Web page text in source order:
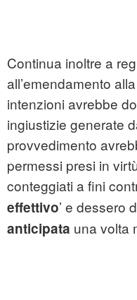
Continua inoltre a
all’emendamento
intenzioni avrebbe
ingiustizie generate
provvedimento
permessi presi in
conteggiati a fini
effettivo’ e dessero
anticipata una volta